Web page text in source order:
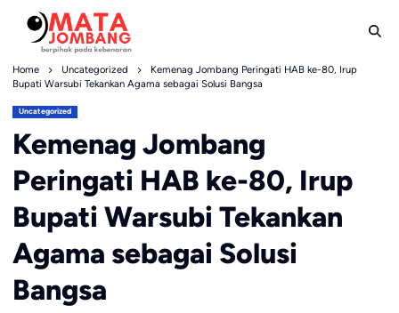
content
Home Uncategorized
Kemenag Jombang Peringati HAB ke-80, Irup
Bupati Warsubi Tekankan Agama sebagai Solusi Bangsa
Uncategorized
Kemenag Jombang
Peringati HAB ke-80, Irup
Bupati Warsubi Tekankan
Agama sebagai Solusi
Bangsa